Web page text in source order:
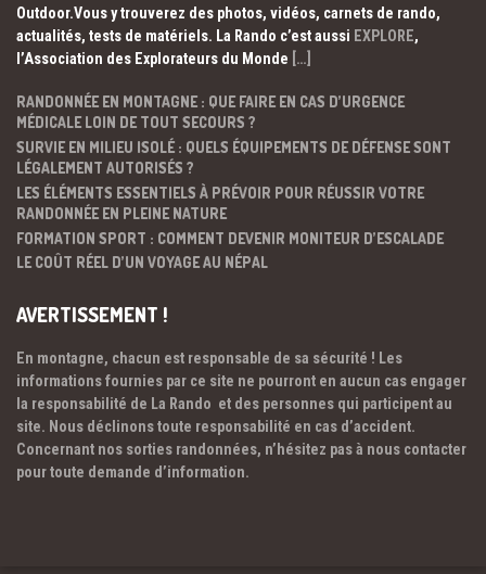
Outdoor.Vous y trouverez des photos, vidéos, carnets de rando,
actualités, tests de matériels. La Rando c’est aussi EXPLORE,
l’Association des Explorateurs du Monde […]
RANDONNÉE EN MONTAGNE : QUE FAIRE EN CAS D’URGENCE
MÉDICALE LOIN DE TOUT SECOURS ?
SURVIE EN MILIEU ISOLÉ : QUELS ÉQUIPEMENTS DE DÉFENSE SONT
LÉGALEMENT AUTORISÉS ?
LES ÉLÉMENTS ESSENTIELS À PRÉVOIR POUR RÉUSSIR VOTRE
RANDONNÉE EN PLEINE NATURE
FORMATION SPORT : COMMENT DEVENIR MONITEUR D’ESCALADE
LE COÛT RÉEL D’UN VOYAGE AU NÉPAL
AVERTISSEMENT !
En montagne, chacun est responsable de sa sécurité ! Les
informations fournies par ce site ne pourront en aucun cas engager
la responsabilité de La Rando et des personnes qui participent au
site. Nous déclinons toute responsabilité en cas d’accident.
Concernant nos sorties randonnées, n’hésitez pas à nous contacter
pour toute demande d’information.